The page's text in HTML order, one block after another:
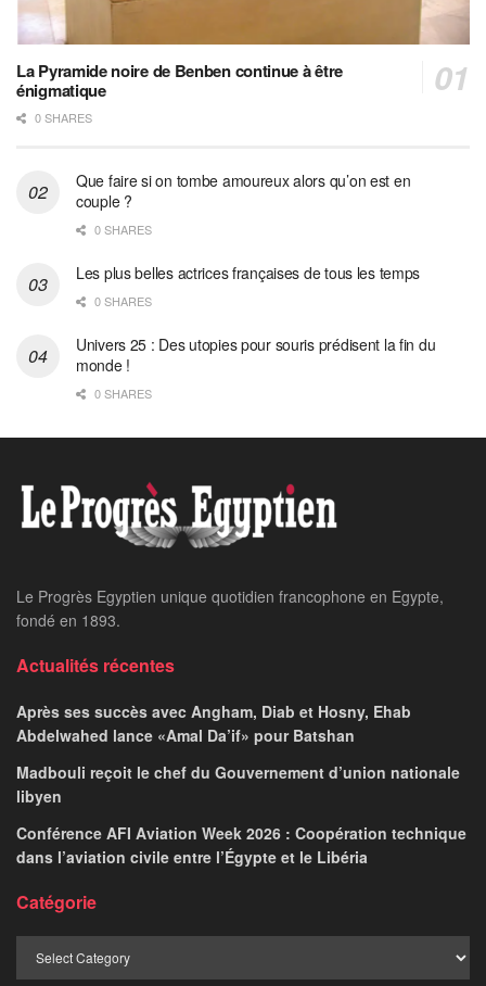
La Pyramide noire de Benben continue à être
énigmatique
0 SHARES
Que faire si on tombe amoureux alors qu’on est en
couple ?
0 SHARES
Les plus belles actrices françaises de tous les temps
0 SHARES
Univers 25 : Des utopies pour souris prédisent la fin du
monde !
0 SHARES
Le Progrès Egyptien unique quotidien francophone en Egypte,
fondé en 1893.
Actualités récentes
Après ses succès avec Angham, Diab et Hosny, Ehab
Abdelwahed lance «Amal Da’if» pour Batshan
Madbouli reçoit le chef du Gouvernement d’union nationale
libyen
Conférence AFI Aviation Week 2026 : Coopération technique
dans l’aviation civile entre l’Égypte et le Libéria
Catégorie